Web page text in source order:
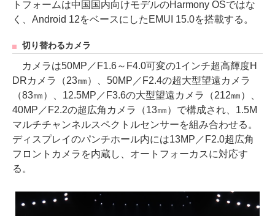
トフォームは中国国内向けモデルのHarmony OSではな
く、Android 12をベースにしたEMUI 15.0を搭載する。
切り替わるカメラ
カメラは50MP／F1.6～F4.0可変の1インチ超高輝度H
DRカメラ（23㎜）、50MP／F2.4の超大型望遠カメラ
（83㎜）、12.5MP／F3.6の大型望遠カメラ（212㎜）、
40MP／F2.2の超広角カメラ（13㎜）で構成され、1.5M
マルチチャンネルスペクトルセンサーを組み合わせる。
ディスプレイのパンチホール内には13MP／F2.0超広角
フロントカメラを内蔵し、オートフォーカスに対応す
る。